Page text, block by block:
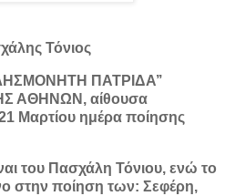
Τόνιος
ΠΑΤΡΙΔΑ’’
ΑΘΗΝΩΝ, αίθουσα
21 Μαρτίου ημέρα ποίησης
του Πασχάλη Τόνιου, ενώ το
στην ποίηση των: Σεφέρη,